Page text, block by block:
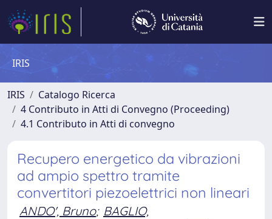
IRIS
IRIS
Catalogo Ricerca
4 Contributo in Atti di Convegno (Proceeding)
4.1 Contributo in Atti di convegno
Recupero energetico da vibrazioni
ad ampio spettro tramite
convertitori piezoelettrici non lineari
ANDO', Bruno; BAGLIO,